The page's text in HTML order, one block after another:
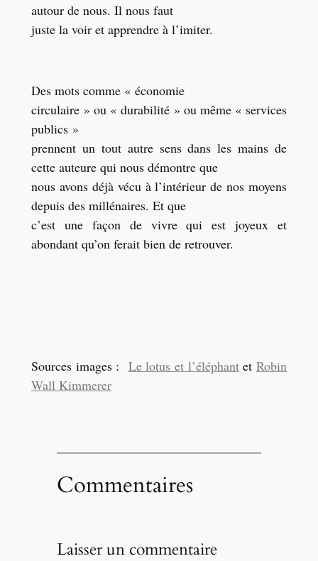
autour de nous. Il nous faut
juste la voir et apprendre à l’imiter.
Des mots comme « économie
circulaire » ou « durabilité » ou même « services
publics »
prennent un tout autre sens dans les mains de
cette auteure qui nous démontre que
nous avons déjà vécu à l’intérieur de nos moyens
depuis des millénaires. Et que
c’est une façon de vivre qui est joyeux et
abondant qu’on ferait bien de retrouver.
Sources images : Le lotus et l’éléphantetRobin
Wall Kimmerer
Commentaires
Laisser un commentaire